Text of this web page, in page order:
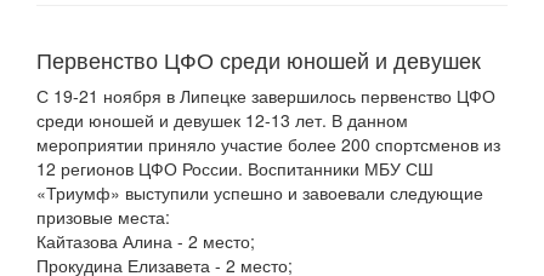
Первенство ЦФО среди юношей и девушек
С 19-21 ноября в Липецке завершилось первенство ЦФО
среди юношей и девушек 12-13 лет. В данном
мероприятии приняло участие более 200 спортсменов из
12 регионов ЦФО России. Воспитанники МБУ СШ
«Триумф» выступили успешно и завоевали следующие
призовые места:
Кайтазова Алина - 2 место;
Прокудина Елизавета - 2 место;